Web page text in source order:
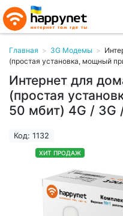
Главная > 3G Модемы >
(простая установка, мощный
Интернет для
(простая
50 мбит) 4G / 3G
Код: 1132
ХИТ ПРОДАЖ